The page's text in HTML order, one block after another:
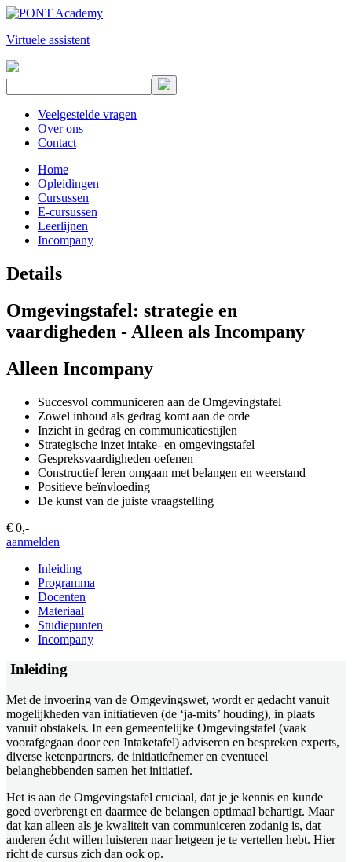
Virtuele assistent
Veelgestelde vragen
Over ons
Contact
Home
Opleidingen
Cursussen
E-cursussen
Leerlijnen
Incompany
Details
Omgevingstafel: strategie en
vaardigheden - Alleen als Incompany
Alleen Incompany
Succesvol communiceren aan de Omgevingstafel
Zowel inhoud als gedrag komt aan de orde
Inzicht in gedrag en communicatiestijlen
Strategische inzet intake- en omgevingstafel
Gespreksvaardigheden oefenen
Constructief leren omgaan met belangen en weerstand
Positieve beïnvloeding
De kunst van de juiste vraagstelling
€ 0,-
aanmelden
Inleiding
Programma
Docenten
Materiaal
Studiepunten
Incompany
Inleiding
Met de invoering van de Omgevingswet, wordt er gedacht vanuit
mogelijkheden van initiatieven (de ‘ja-mits’ houding), in plaats
vanuit obstakels. In een gemeentelijke Omgevingstafel (vaak
voorafgegaan door een Intaketafel) adviseren en bespreken experts,
diverse ketenpartners, de initiatiefnemer en eventueel
belanghebbenden samen het initiatief.
Het is aan de Omgevingstafel cruciaal, dat je je kennis en kunde
goed overbrengt en daarmee de belangen optimaal behartigt. Maar
dat kan alleen als je kwaliteit van communiceren zodanig is, dat
anderen écht willen luisteren naar hetgeen je te vertellen hebt. Hier
richt de cursus zich dan ook op.